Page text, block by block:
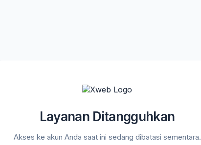
Layanan Ditangguhkan
Akses ke akun Anda saat ini sedang dibatasi sementara.